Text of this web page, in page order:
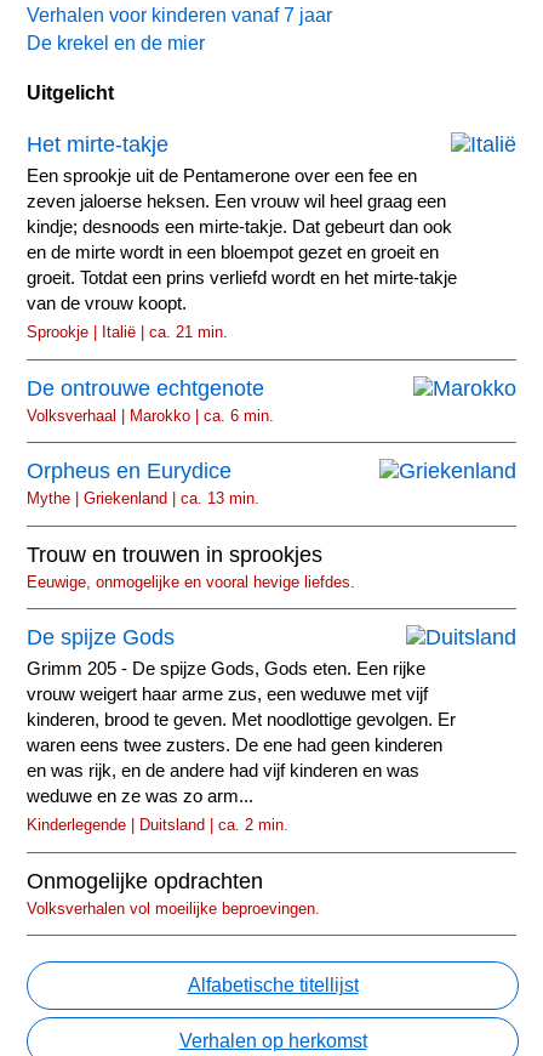
Verhalen voor kinderen vanaf 7 jaar
De krekel en de mier
Uitgelicht
Het mirte-takje
Een sprookje uit de Pentamerone over een fee en
zeven jaloerse heksen. Een vrouw wil heel graag een
kindje; desnoods een mirte-takje. Dat gebeurt dan ook
en de mirte wordt in een bloempot gezet en groeit en
groeit. Totdat een prins verliefd wordt en het mirte-takje
van de vrouw koopt.
Sprookje | Italië | ca. 21 min.
De ontrouwe echtgenote
Volksverhaal | Marokko | ca. 6 min.
Orpheus en Eurydice
Mythe | Griekenland | ca. 13 min.
Trouw en trouwen in sprookjes
Eeuwige, onmogelijke en vooral hevige liefdes.
De spijze Gods
Grimm 205 - De spijze Gods, Gods eten. Een rijke
vrouw weigert haar arme zus, een weduwe met vijf
kinderen, brood te geven. Met noodlottige gevolgen. Er
waren eens twee zusters. De ene had geen kinderen
en was rijk, en de andere had vijf kinderen en was
weduwe en ze was zo arm...
Kinderlegende | Duitsland | ca. 2 min.
Onmogelijke opdrachten
Volksverhalen vol moeilijke beproevingen.
Alfabetische titellijst
Verhalen op herkomst